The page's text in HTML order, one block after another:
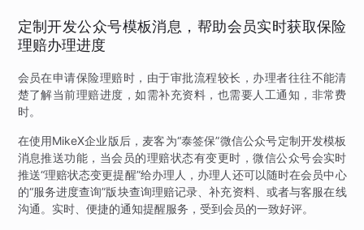
定制开发公众号模板消息，帮助会员实时获取保险
理赔办理进度
会员在申请保险理赔时，由于审批流程较长，办理者往往不能清
楚了解当前理赔进度，如需补充资料，也需要人工通知，非常费
时。
在使用MikeX企业版后，麦客为“泰签保”微信公众号定制开发模板
消息推送功能，当会员的理赔状态有变更时，微信公众号会实时
推送“理赔状态变更提醒”给办理人，办理人还可以随时在会员中心
的“服务进度查询”版块查询理赔记录、补充资料、或者与客服在线
沟通。实时、便捷的通知提醒服务，受到会员的一致好评。